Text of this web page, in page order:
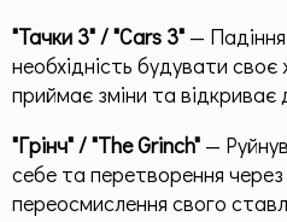
"Тачки 3" / "Cars 3" —
необхідність будувати
приймає зміни та відкриває
"Грінч" / "The Grinch" —
себе та перетворення
переосмислення свого